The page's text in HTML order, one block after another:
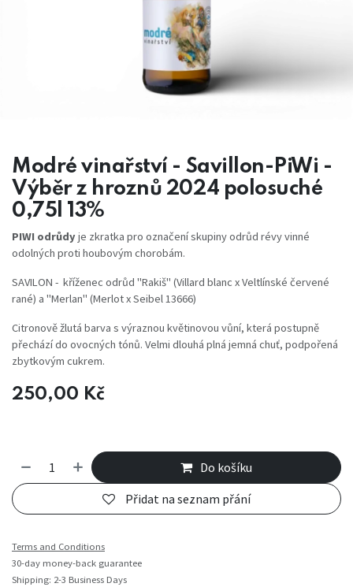
Modré vinařství - Savillon-PiWi -
Výběr z hroznů 2024 polosuché
0,75l 13%
PIWI odrůdyje zkratka pro označení skupiny odrůd révy vinné
odolných proti houbovým chorobám.
SAVILON - kříženec odrůd "Rakiš" (Villard blanc x Veltlínské červené
rané) a "Merlan" (Merlot x Seibel 13666)
Citronově žlutá barva s výraznou květinovou vůní, která postupně
přechází do ovocných tónů. Velmi dlouhá plná jemná chuť, podpořená
zbytkovým cukrem.
250,00 Kč
Do košíku
Přidat na seznam přání
Terms and Conditions
30-day money-back guarantee
Shipping: 2-3 Business Days